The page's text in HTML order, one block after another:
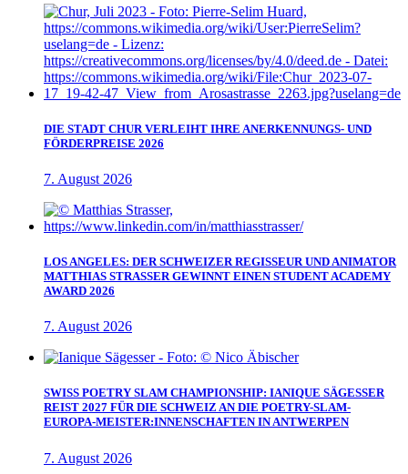
DIE STADT CHUR VERLEIHT IHRE ANERKENNUNGS- UND
FÖRDERPREISE 2026
7. August 2026
LOS ANGELES: DER SCHWEIZER REGISSEUR UND ANIMATOR
MATTHIAS STRASSER GEWINNT EINEN STUDENT ACADEMY
AWARD 2026
7. August 2026
SWISS POETRY SLAM CHAMPIONSHIP: IANIQUE SÄGESSER
REIST 2027 FÜR DIE SCHWEIZ AN DIE POETRY-SLAM-
EUROPA-MEISTER:INNENSCHAFTEN IN ANTWERPEN
7. August 2026